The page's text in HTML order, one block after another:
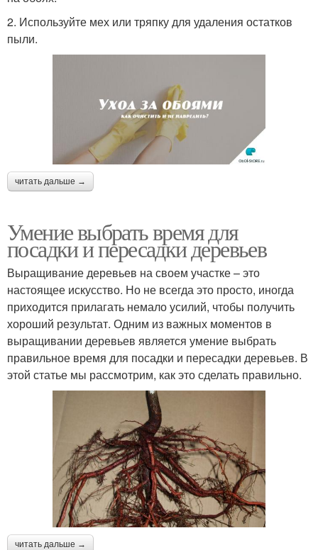
2. Используйте мех или тряпку для удаления остатков
пыли.
читать дальше →
Умение выбрать время для
посадки и пересадки деревьев
Выращивание деревьев на своем участке – это
настоящее искусство. Но не всегда это просто, иногда
приходится прилагать немало усилий, чтобы получить
хороший результат. Одним из важных моментов в
выращивании деревьев является умение выбрать
правильное время для посадки и пересадки деревьев. В
этой статье мы рассмотрим, как это сделать правильно.
читать дальше →